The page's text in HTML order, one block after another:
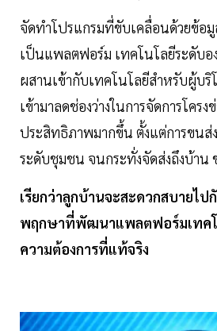
จัดทำโปรแกรมที่ขับเคลื่อนด้วยข้อ
เป็นแพลตฟอร์ม เทคโนโลยีระดับอ
ผสานเข้ากับเทคโนโลยีสำหรับผู้บริ
เข้ามาลดช่องว่างในการจัดการโคร
ประสิทธิภาพมากขึ้น ตั้งแต่การขนส่
ระดับชุมชน จนกระทั่งจัดส่งถึงบ้าน
เรียกว่าลูกบ้านจะสะดวกสบายไป
พฤกษาที่พัฒนาแพลตฟอร์มเทคโ
ความต้องการที่แท้จริง